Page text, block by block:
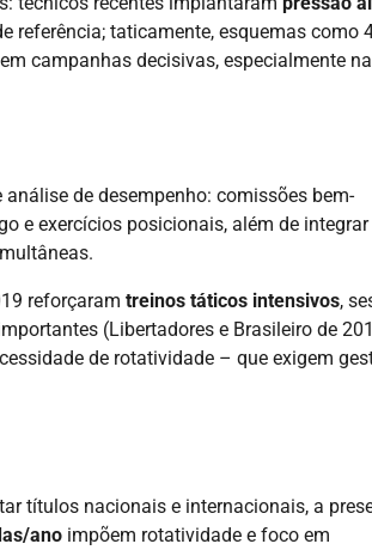
referência; taticamente, esquemas como
campanhas decisivas, especialmente na
de desempenho: comissões bem-
e exercícios posicionais, além de integrar
reforçaram treinos táticos intensivos,
(Libertadores e Brasileiro de
de rotatividade – que exigem
títulos nacionais e internacionais, a
ano impõem rotatividade e foco em